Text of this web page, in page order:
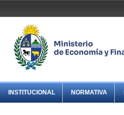
INSTITUCIONAL NORMATIVA